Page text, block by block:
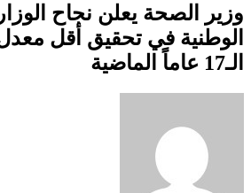
وزير الصحة يعلن نجاح
الوطنية في تحقيق أقل
الـ17 عاماً الماضية